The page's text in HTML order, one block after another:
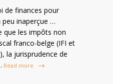
de finances pour
peu inaperçue …
que les impôts non
franco-belge (IFI et
la jurisprudence de
Read more